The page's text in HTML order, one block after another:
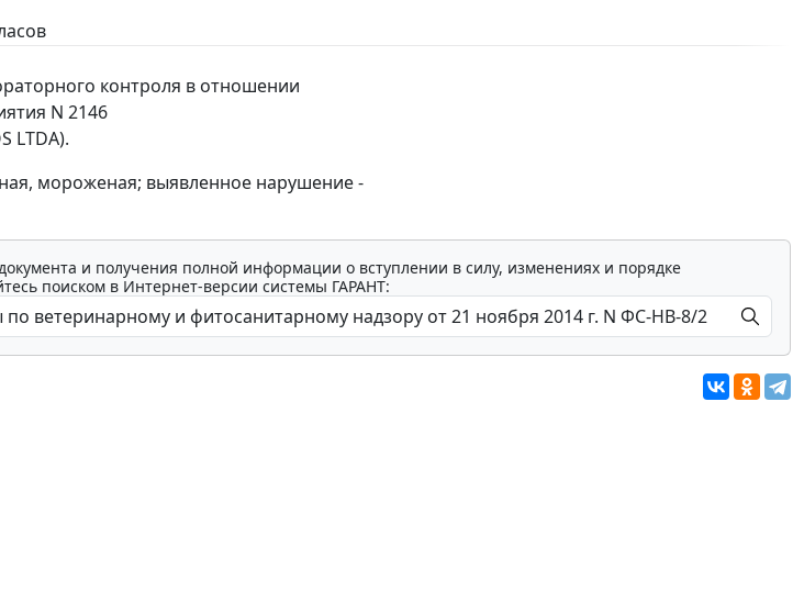
контроля в отношении
N 2146
LTDA).
мороженая; выявленное нарушение -
и получения полной информации о вступлении в силу, изменениях и порядке
поиском в Интернет-версии системы ГАРАНТ: